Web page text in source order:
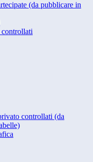
(da pubblicare in
controllati (da